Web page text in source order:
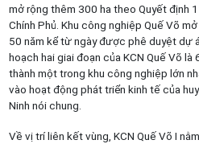
mở rộng thêm 300 ha theo Quyết định
Chính Phủ. Khu công nghiệp Quế Võ
50 năm kể từ ngày được phê duyệt dự
hoạch hai giai đoạn của KCN Quế Võ là
thành một trong khu công nghiệp lớn
vào hoạt động phát triển kinh tế của
Ninh nói chung.
Về vị trí liên kết vùng, KCN Quế Võ I